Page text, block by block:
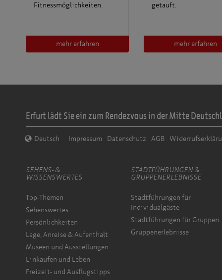
Fitnessmöglichkeiten.
mehr erfahren
getauft.
mehr erfahren
Erfurt lädt Sie ein zum Rendezvous in der Mitte
Deutsch Impressum Datenschutz AGB
SEHENS- &
WISSENSWERTES
Top-Themen
Sehenswertes
Persönlichkeiten
Lage, Anreise & Aufenthalt
Museen und Ausstellungen
Einkaufen und Leben
Freizeit- und Ausflugstipps
STADTFÜHRUNGEN &
GRUPPENERLEBNISSE
Stadtführungen für
Individualgäste
Stadtführungen für Gruppen
Gruppenerlebnisse